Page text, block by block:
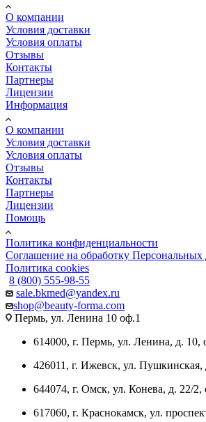
О компании
Условия доставки
Условия оплаты
Отзывы
Контакты
Партнеры
Лицензии
Информация
О компании
Условия доставки
Условия оплаты
Отзывы
Контакты
Партнеры
Лицензии
Помощь
Политика конфиденциальности
Соглашение на обработку
Политика cookies
8 (800) 555-98-55
sale.bkmed@yandex.ru
shop@beauty-forma.com
Пермь, ул. Ленина 10 оф.1
614000, г. Пермь, ул. Ленина, д. 10,
426011, г. Ижевск, ул. Пушкинская,
644074, г. Омск, ул. Конева, д. 22/2,
617060, г. Краснокамск, ул.